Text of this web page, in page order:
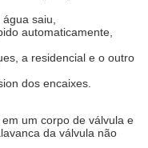
saiu,
automaticamente,
a residencial e o outro
dos encaixes.
um corpo de válvula e
da válvula não